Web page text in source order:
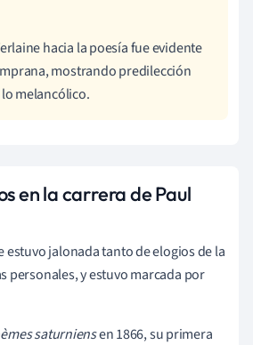
hacia la poesía fue evidente
mostrando predilección
melancólico.
en la carrera de Paul
estuvo jalonada tanto de elogios de la
personales, y estuvo marcada por
saturniensen 1866, su primera